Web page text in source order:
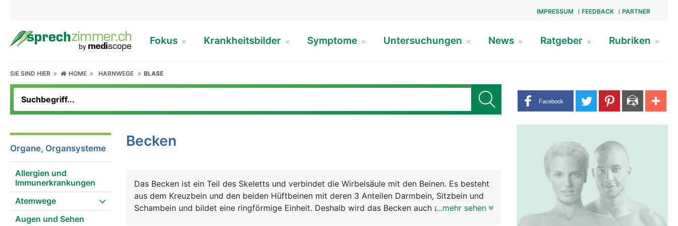
IMPRESSUM FEEDBACK PARTNER
Fokus Krankheitsbilder Symptome Untersuchungen News Ratgeber Rubriken
SIE SIND HIER HOME HARNWEGE BLASE
Share buttons
Facebook
Organe, Organsysteme
Allergien und
Immunerkrankungen
Atemwege
Augen und Sehen
Becken
Das Becken ist ein Teil des Skeletts und verbindet die Wirbelsäule mit den Beinen. Es besteht
aus dem Kreuzbein und den beiden Hüftbeinen mit deren 3 Anteilen Darmbein, Sitzbein und
Schambein und bildet eine ringförmige Einheit. Deshalb wird das Becken auch als Beckenring
...mehr sehen